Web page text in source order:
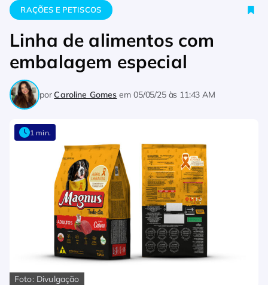
Home Rações e Petiscos Linha de alimentos com
RAÇÕES E PETISCOS
Linha de alimentos com
embalagem especial
porCaroline Gomes em 05/05/25 às 11:43 AM
Foto: Divulgação
1 min.